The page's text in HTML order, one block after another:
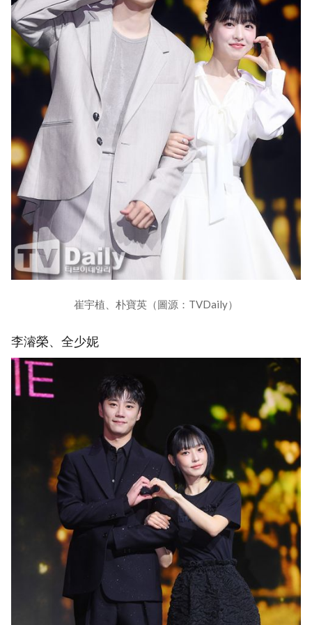
崔宇植、朴寶英（圖源：TVDaily）
李濬榮、全少妮